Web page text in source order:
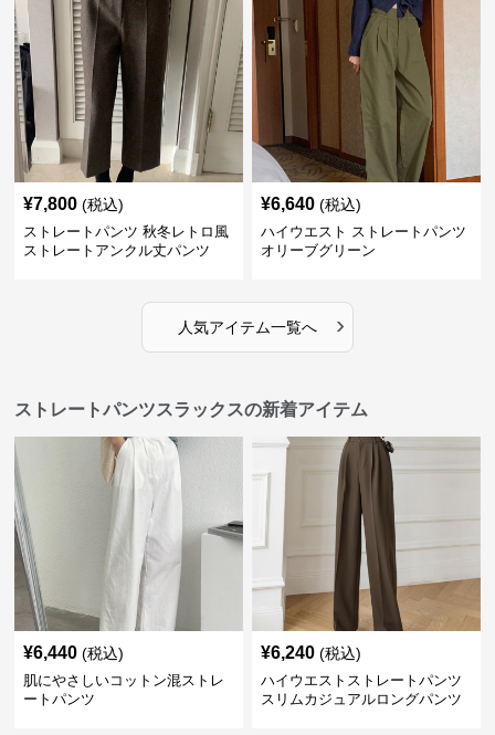
¥7,800 (税込)
ストレートパンツ 秋冬レトロ風
ストレートアンクル丈パンツ
¥6,640 (税込)
ハイウエスト ストレートパンツ
オリーブグリーン
人気アイテム一覧へ ›
ストレートパンツスラックスの新着アイテム
¥6,440 (税込)
肌にやさしいコットン混ストレ
ートパンツ
¥6,240 (税込)
ハイウエストストレートパンツ
スリムカジュアルロングパンツ